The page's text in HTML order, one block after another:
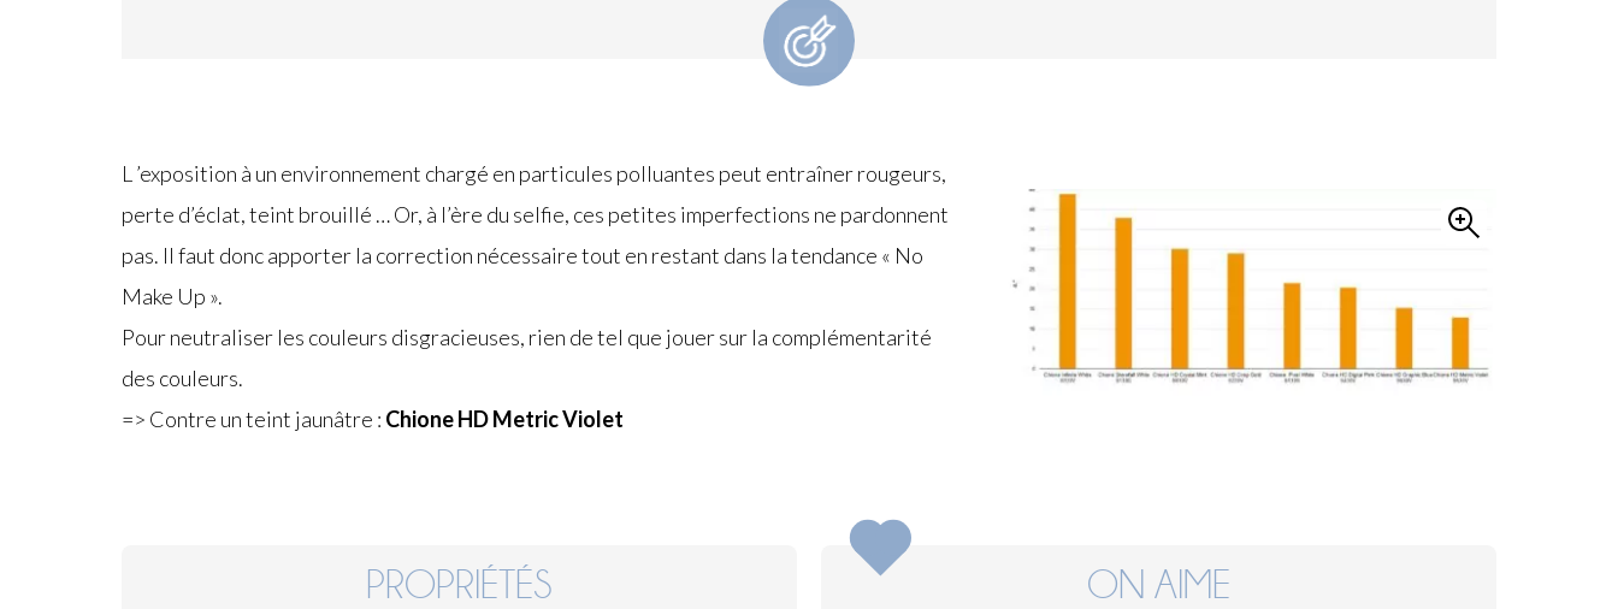
L ’exposition à un environnement chargé en particules polluantes peut entraîner rougeurs,
perte d’éclat, teint brouillé … Or, à l’ère du selfie, ces petites imperfections ne pardonnent
pas. Il faut donc apporter la correction nécessaire tout en restant dans la tendance « No
Make Up ».
Pour neutraliser les couleurs disgracieuses, rien de tel que jouer sur la complémentarité
des couleurs.
=> Contre un teint jaunâtre : Chione HD Metric Violet
PROPRIÉTÉS ON AIME